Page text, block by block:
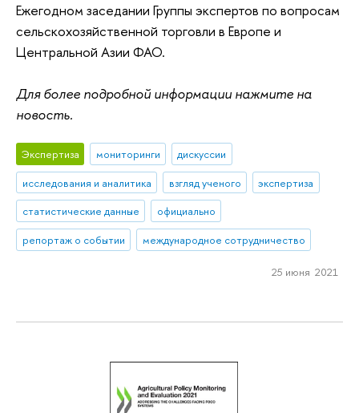
Ежегодном заседании Группы экспертов по вопросам
сельскохозяйственной торговли в Европе и
Центральной Азии ФАО.
Для более подробной информации нажмите на
новость.
Экспертиза мониторинги
дискуссии
исследования и аналитика
взгляд ученого
экспертиза
статистические данные
официально
репортаж о событии
международное сотрудничество
25 июня 2021